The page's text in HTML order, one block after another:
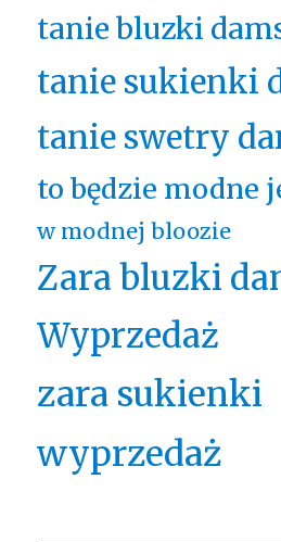
tanie bluzki
tanie sukienki
tanie swetry
to będzie modne
w modnej bloozie
Zara bluzki
Wyprzedaż
zara sukienki
wyprzedaż